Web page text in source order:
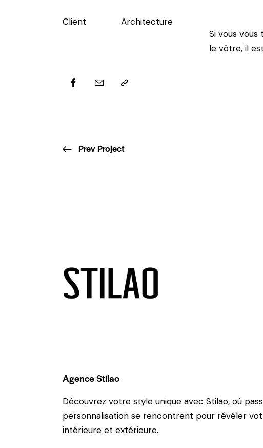
Client
Architecture
Si vous
le vôtre, il
Prev Project
Agence Stilao
Découvrez votre style unique avec Stilao, où
personnalisation se rencontrent pour révéler
intérieure et extérieure.